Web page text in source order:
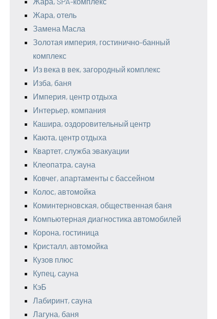
Жара, отель
Замена Масла
Золотая империя, гостинично-банный
комплекс
Из века в век, загородный комплекс
Изба, баня
Империя, центр отдыха
Интерьер, компания
Кашира, оздоровительный центр
Каюта, центр отдыха
Квартет, служба эвакуации
Клеопатра, сауна
Ковчег, апартаменты с бассейном
Колос, автомойка
Коминтерновская, общественная баня
Компьютерная диагностика автомобилей
Корона, гостиница
Кристалл, автомойка
Кузов плюс
Купец, сауна
КэБ
Лабиринт, сауна
Лагуна, баня